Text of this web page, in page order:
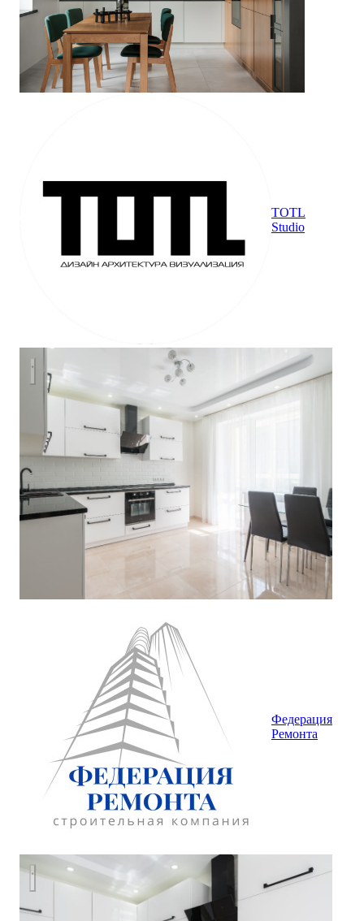
TOTL
Studio
Косметический ремонт двухкомнатной квартиры в
Федерация
Ремонта
Косметический ремонт двухкомнатной квартиры в